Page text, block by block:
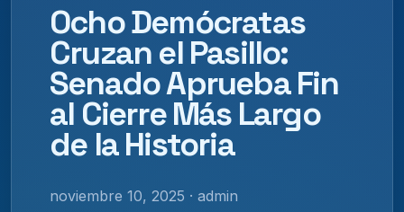
Ocho Demócratas
Cruzan el Pasillo:
Senado Aprueba Fin
al Cierre Más Largo
de la Historia
noviembre 10, 2025 · admin